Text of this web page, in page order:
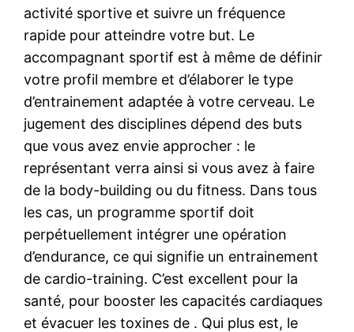
activité sportive et suivre un fréquence
rapide pour atteindre votre but. Le
accompagnant sportif est à même de définir
votre profil membre et d’élaborer le type
d’entrainement adaptée à votre cerveau. Le
jugement des disciplines dépend des buts
que vous avez envie approcher : le
représentant verra ainsi si vous avez à faire
de la body-building ou du fitness. Dans tous
les cas, un programme sportif doit
perpétuellement intégrer une opération
d’endurance, ce qui signifie un entrainement
de cardio-training. C’est excellent pour la
santé, pour booster les capacités cardiaques
et évacuer les toxines de . Qui plus est, le